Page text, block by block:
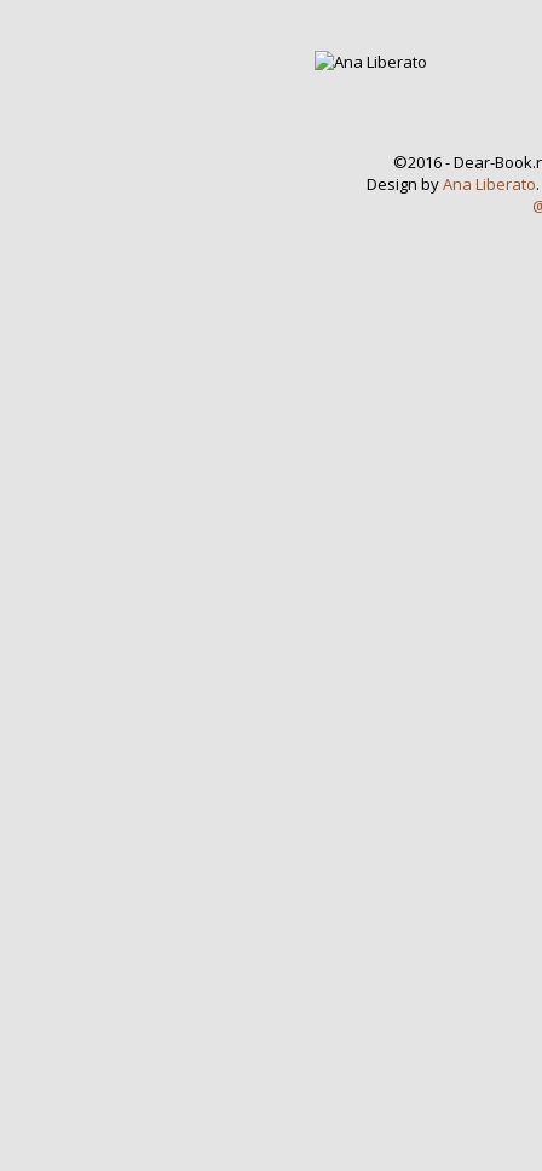
©2016 - Dear-
Design byAna Liberato